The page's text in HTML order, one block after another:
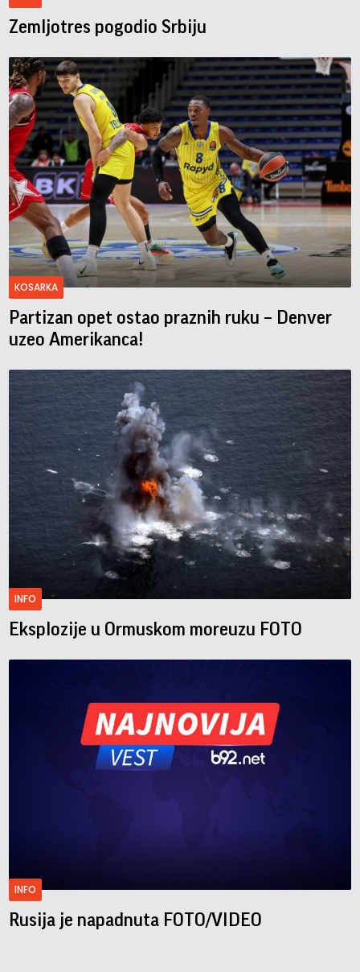
Zemljotres pogodio Srbiju
KOSARKA
Partizan opet ostao praznih ruku – Denver
uzeo Amerikanca!
INFO
Eksplozije u Ormuskom moreuzu FOTO
INFO
Rusija je napadnuta FOTO/VIDEO